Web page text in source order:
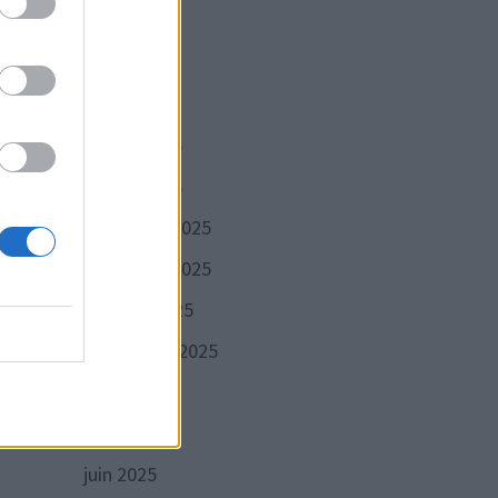
»
février 2026
janvier 2026
décembre 2025
novembre 2025
octobre 2025
septembre 2025
juin 2025